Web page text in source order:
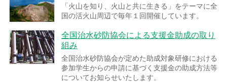
「火山を知り、火山と共に生きる」をテーマに全
国の活火山周辺で毎年１回開催しています。
全国治水砂防協会による支援金助成の取り
組み
全国治水砂防協会が定めた助成対象研修における
参加学生からの申請に基づく支援金の助成方法等
についてお知らせいたします。